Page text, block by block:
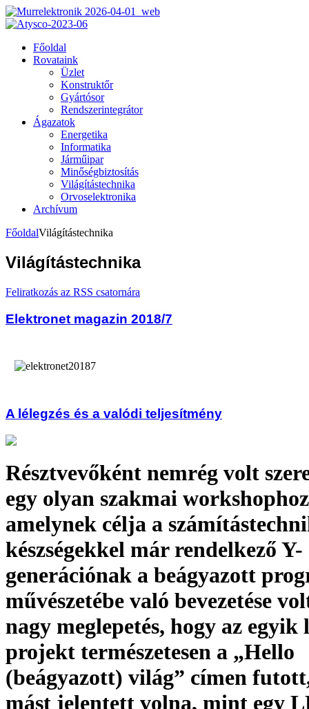
Főoldal
Rovataink
Üzlet
Konstruktőr
Gyártósor
Rendszerintegrátor
Ágazatok
Energetika
Informatika
Járműipar
Minőségbiztosítás
Világítástechnika
Orvoselektronika
Archívum
FőoldalVilágítástechnika
Világítástechnika
Feliratkozás az RSS csatornára
Elektronet magazin 2018/7
A lélegzés és a valódi teljesítmény
Résztvevőként nemrég volt
egy olyan szakmai
amelynek célja a
készségekkel már rendelkező Y-
generációnak a beágyazott
művészetébe való bevezetése
nagy meglepetés, hogy az egyik
projekt természetesen a „Hello
(beágyazott) világ” címen
mást jelentett volna, mint egy